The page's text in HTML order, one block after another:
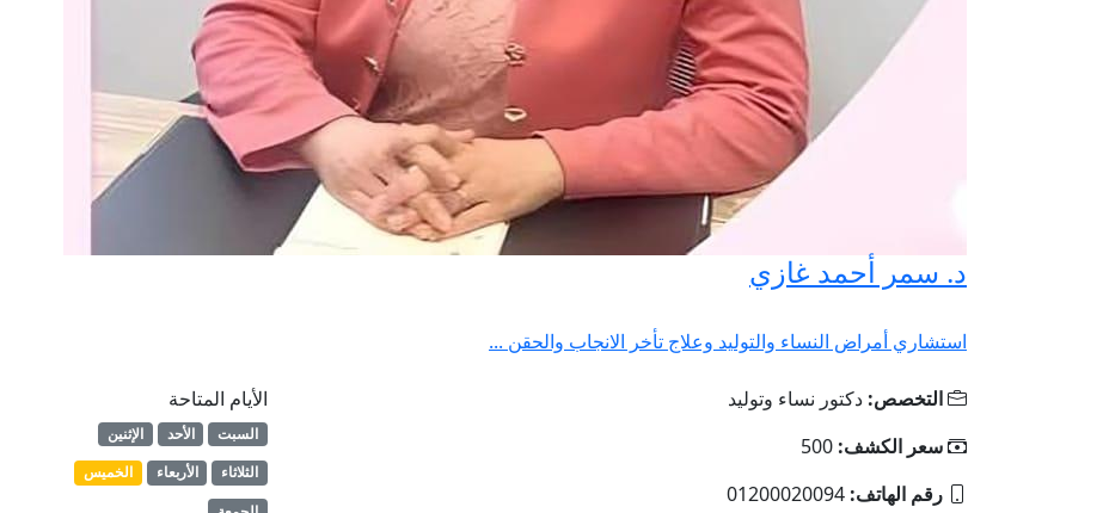
د. سمر أحمد غازي
استشاري أمراض النساء والتوليد وعلاج تأخر الانجاب والحقن ...
التخصص: دكتور نساء وتوليد
سعر الكشف: 500
رقم الهاتف: 01200020094
الأيام المتاحة
السبت الأحد
الإثنين
الثلاثاء
الأربعاء
الخميس